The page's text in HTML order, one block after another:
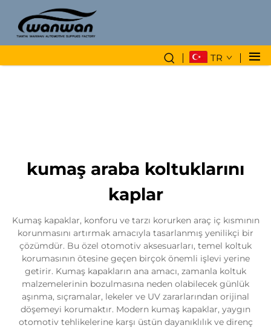
TR
kumaş araba koltuklarını
kaplar
Kumaş kapaklar, konforu ve tarzı korurken araç iç kısmının
korunmasını artırmak amacıyla tasarlanmış yenilikçi bir
çözümdür. Bu özel otomotiv aksesuarları, temel koltuk
korumasının ötesine geçen birçok önemli işlevi yerine
getirir. Kumaş kapakların ana amacı, zamanla koltuk
malzemelerinin bozulmasına neden olabilecek günlük
aşınma, sıçramalar, lekeler ve UV zararlarından orijinal
döşemeyi korumaktır. Modern kumaş kapaklar, yaygın
otomotiv tehlikelerine karşı üstün dayanıklılık ve direnç